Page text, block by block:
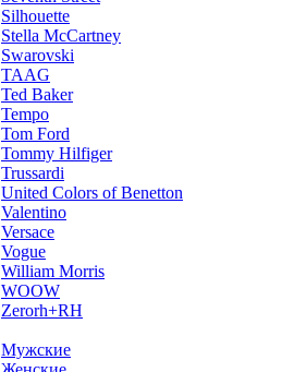
Silhouette
Stella McCartney
Swarovski
TAAG
Ted Baker
Tempo
Tom Ford
Tommy Hilfiger
Trussardi
United Colors of Benetton
Valentino
Versace
Vogue
William Morris
WOOW
Zerorh+RH
Мужские